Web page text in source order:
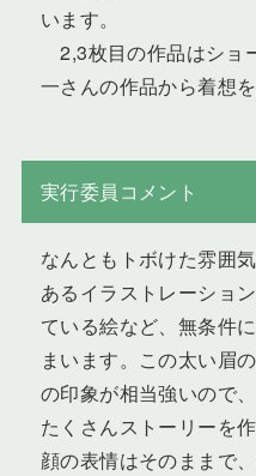
います。
2,3枚目の作品はショ
一さんの作品から着想
実行委員コメント
なんともトボけた雰囲
あるイラストレーショ
ている絵など、無条件
まいます。この太い眉
の印象が相当強いので
たくさんストーリーを
顔の表情はそのままで